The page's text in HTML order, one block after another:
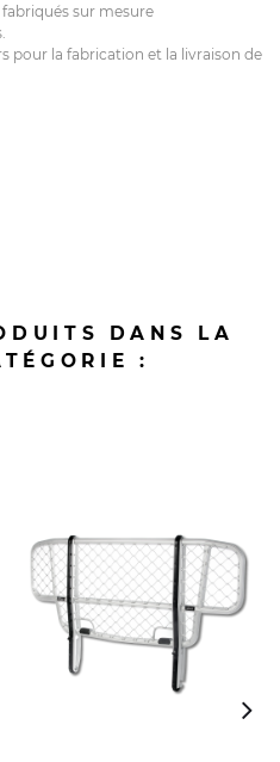
sur mesure
pour la fabrication et la livraison de
DANS LA
: